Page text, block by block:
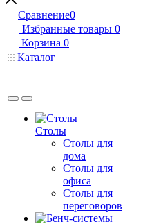
Сравнение0
Избранные товары 0
Корзина 0
Каталог
Столы
Столы для
дома
Столы для
офиса
Столы для
переговоров